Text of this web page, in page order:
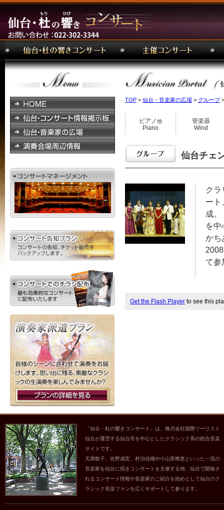
TOP > 仙台・音楽家の広場 > グループ>
ピアノ他
Piano
管楽器
Wind
仙台チェ
ク
ート
成
を
かち
て参
Get the Flash Player to see this
「仙台・杜の響きコンサート」は、株式会社国際ツーリスト
仙台が運営する仙台市を中心としたクラシック系の総合音楽
サイトです。
天満敦子、佐野成宏、村治佳織や小山実稚恵といった一流の
音楽家を仙台に招きコンサートを主催する他、仙台で開催さ
れるコンサート情報や音楽家のご紹介を始めとして仙台のク
ラシック音楽ファンを広くサポートして参ります。